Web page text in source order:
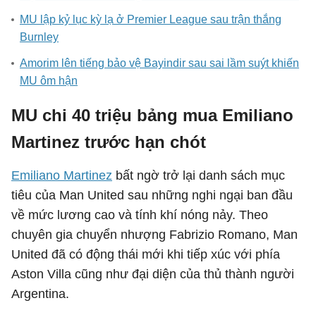
MU lập kỷ lục kỳ lạ ở Premier League sau trận thắng
Burnley
Amorim lên tiếng bảo vệ Bayindir sau sai lầm suýt khiến
MU ôm hận
MU chi 40 triệu bảng mua Emiliano
Martinez trước hạn chót
Emiliano Martinez bất ngờ trở lại danh sách mục
tiêu của Man United sau những nghi ngại ban đầu
về mức lương cao và tính khí nóng nảy. Theo
chuyên gia chuyển nhượng Fabrizio Romano, Man
United đã có động thái mới khi tiếp xúc với phía
Aston Villa cũng như đại diện của thủ thành người
Argentina.